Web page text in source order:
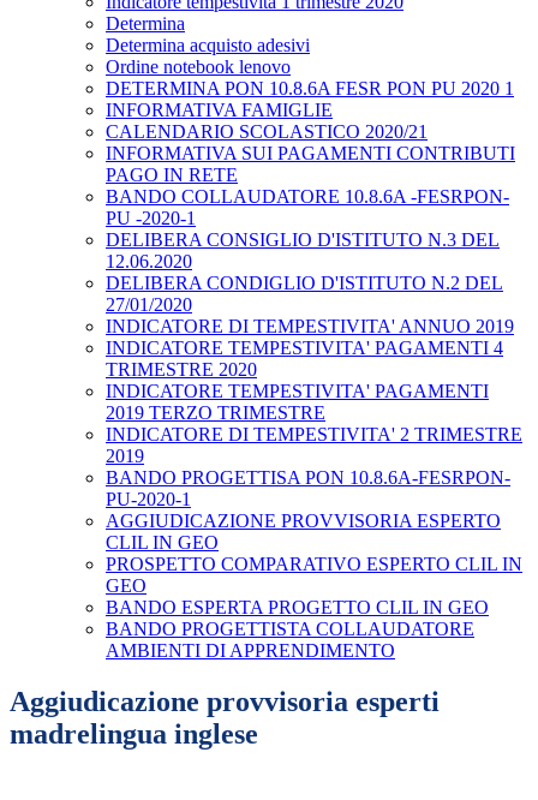
Determina
Determina acquisto adesivi
Ordine notebook lenovo
DETERMINA PON 10.8.6A FESR PON PU 2020 1
INFORMATIVA FAMIGLIE
CALENDARIO SCOLASTICO 2020/21
INFORMATIVA SUI PAGAMENTI CONTRIBUTI
PAGO IN RETE
BANDO COLLAUDATORE 10.8.6A -FESRPON-
PU -2020-1
DELIBERA CONSIGLIO D'ISTITUTO N.3 DEL
12.06.2020
DELIBERA CONDIGLIO D'ISTITUTO N.2 DEL
27/01/2020
INDICATORE DI TEMPESTIVITA' ANNUO 2019
INDICATORE TEMPESTIVITA' PAGAMENTI 4
TRIMESTRE 2020
INDICATORE TEMPESTIVITA' PAGAMENTI
2019 TERZO TRIMESTRE
INDICATORE DI TEMPESTIVITA' 2 TRIMESTRE
2019
BANDO PROGETTISA PON 10.8.6A-FESRPON-
PU-2020-1
AGGIUDICAZIONE PROVVISORIA ESPERTO
CLIL IN GEO
PROSPETTO COMPARATIVO ESPERTO CLIL IN
GEO
BANDO ESPERTA PROGETTO CLIL IN GEO
BANDO PROGETTISTA COLLAUDATORE
AMBIENTI DI APPRENDIMENTO
Aggiudicazione provvisoria esperti
madrelingua inglese